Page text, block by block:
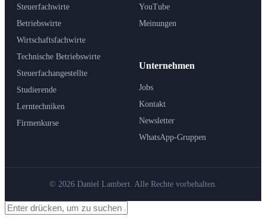
Steuerfachwirte
Betriebswirte
Wirtschaftsfachwirte
Technische Betriebswirte
Steuerfachangestellte
Studierende
Lerntechniken
Firmenkurse
YouTube
Meinungen
Unternehmen
Jobs
Kontakt
Newsletter
WhatsApp-Gruppen
© 2026 Daniel Lambert. Alle Rechte vorbehalten.